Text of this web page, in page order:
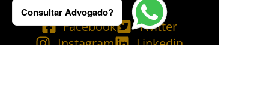
Facebook
Twitter
Instagram
Linkedin
Consultar Advogado?